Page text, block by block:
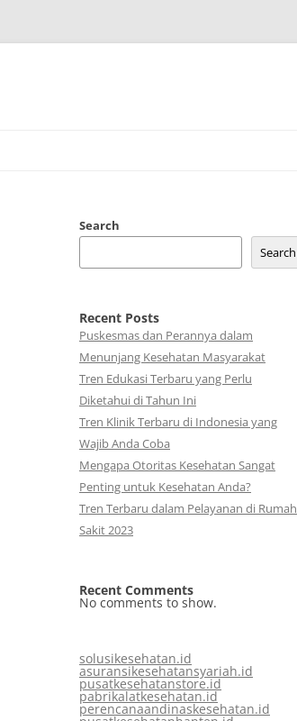
Search
Search
Recent Posts
Puskesmas dan Perannya dalam
Menunjang Kesehatan Masyarakat
Tren Edukasi Terbaru yang Perlu
Diketahui di Tahun Ini
Tren Klinik Terbaru di Indonesia yang
Wajib Anda Coba
Mengapa Otoritas Kesehatan Sangat
Penting untuk Kesehatan Anda?
Tren Terbaru dalam Pelayanan di Rumah
Sakit 2023
Recent Comments
No comments to show.
solusikesehatan.id
asuransikesehatansyariah.id
pusatkesehatanstore.id
pabrikalatkesehatan.id
perencanaandinaskesehatan.id